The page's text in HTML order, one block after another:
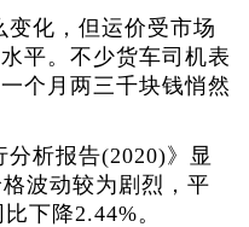
化，但运价受市场
平。不少货车司机表
个月两三千块钱悄然
分析报告(2020)》显
波动较为剧烈，平
下降2.44%。